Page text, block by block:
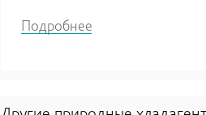
Подробнее